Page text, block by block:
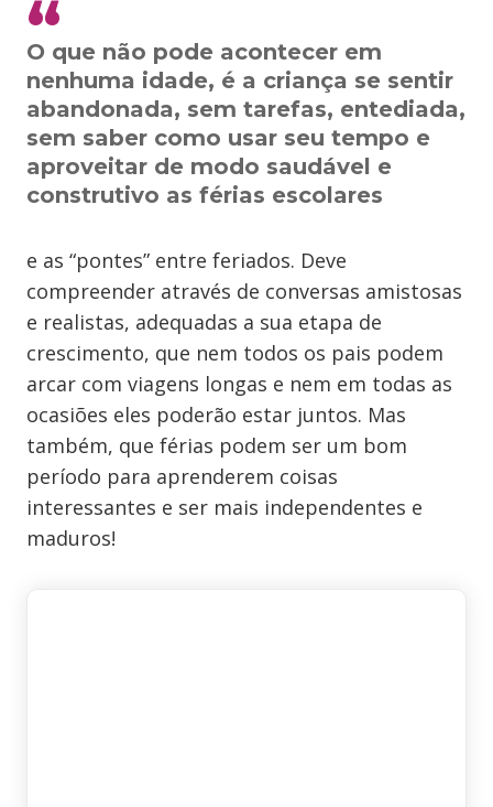
O que não pode acontecer em
nenhuma idade, é a criança se sentir
abandonada, sem tarefas, entediada,
sem saber como usar seu tempo e
aproveitar de modo saudável e
construtivo as férias escolares
e as “pontes” entre feriados. Deve
compreender através de conversas amistosas
e realistas, adequadas a sua etapa de
crescimento, que nem todos os pais podem
arcar com viagens longas e nem em todas as
ocasiões eles poderão estar juntos. Mas
também, que férias podem ser um bom
período para aprenderem coisas
interessantes e ser mais independentes e
maduros!